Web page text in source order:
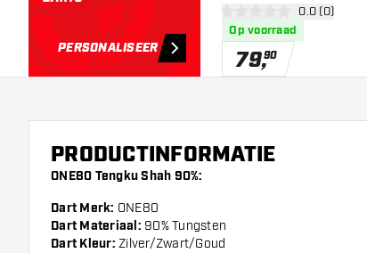
PERSONALISEER
open reviews
0 score sterren0.0 (0)
Op voorraad
79,90
PRODUCTINFORMATIE
ONE80 Tengku Shah 90%:
Dart Merk: ONE80
Dart Materiaal: 90% Tungsten
Dart Kleur: Zilver/Zwart/Goud